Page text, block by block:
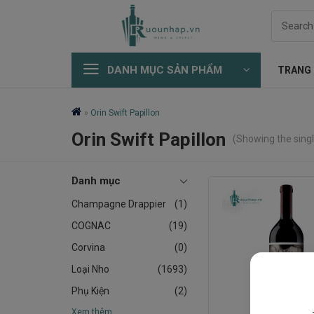
DANH MỤC SẢN PHẨM TRANG
» Orin Swift Papillon
Orin Swift Papillon (Showing the
Danh mục
Champagne Drappier
(1)
COGNAC
(19)
Corvina
(0)
Loại Nho
(1693)
Phụ Kiện
(2)
Xem thêm